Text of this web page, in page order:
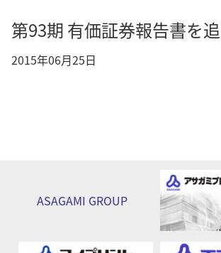
第93期 有価証券報告書を
2015年06月25日
ASAGAMI GROUP